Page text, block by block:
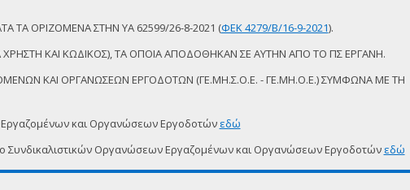
ΤΑ ΟΡΙΖΟΜΕΝΑ ΣΤΗΝ ΥΑ 62599/26-8-2021 (ΦΕΚ 4279/Β/16-9-2021).
ΚΑΙ ΚΩΔΙΚΟΣ), ΤΑ ΟΠΟΙΑ ΑΠΟΔΟΘΗΚΑΝ ΣΕ ΑΥΤΗΝ ΑΠΟ ΤΟ ΠΣ ΕΡΓΑΝΗ.
ΚΑΙ ΟΡΓΑΝΩΣΕΩΝ ΕΡΓΟΔΟΤΩΝ (ΓΕ.ΜΗ.Σ.Ο.Ε. - ΓΕ.ΜΗ.Ο.Ε.) ΣΥΜΦΩΝΑ ΜΕ ΤΗ
και Οργανώσεων Εργοδοτών εδώ
Συνδικαλιστικών Οργανώσεων Εργαζομένων και Οργανώσεων Εργοδοτών εδώ